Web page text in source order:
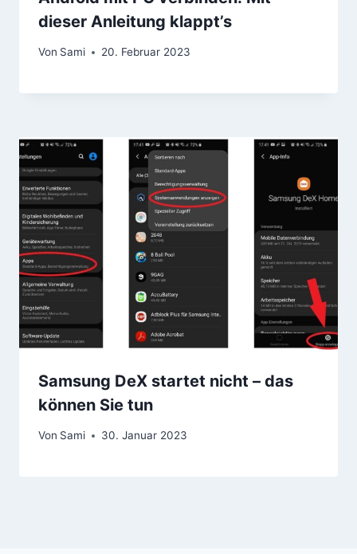
dieser Anleitung klappt’s
Von Sami 20. Februar 2023
Samsung DeX startet nicht – das
können Sie tun
Von Sami 30. Januar 2023